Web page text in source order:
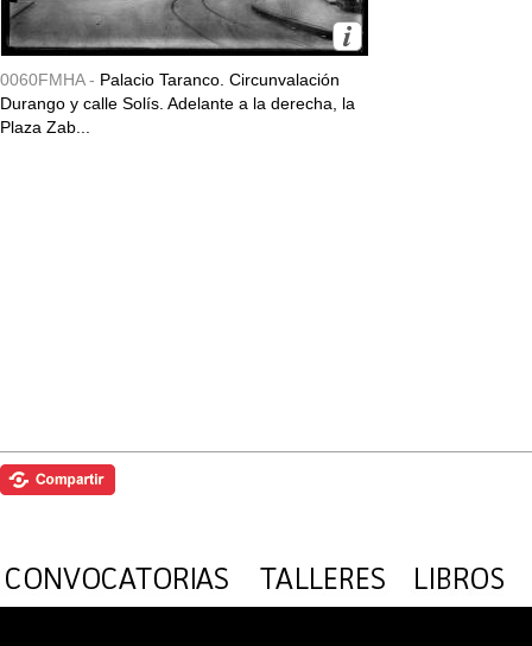
0060FMHA - Palacio Taranco. Circunvalación
Durango y calle Solís. Adelante a la derecha, la
Plaza Zab...